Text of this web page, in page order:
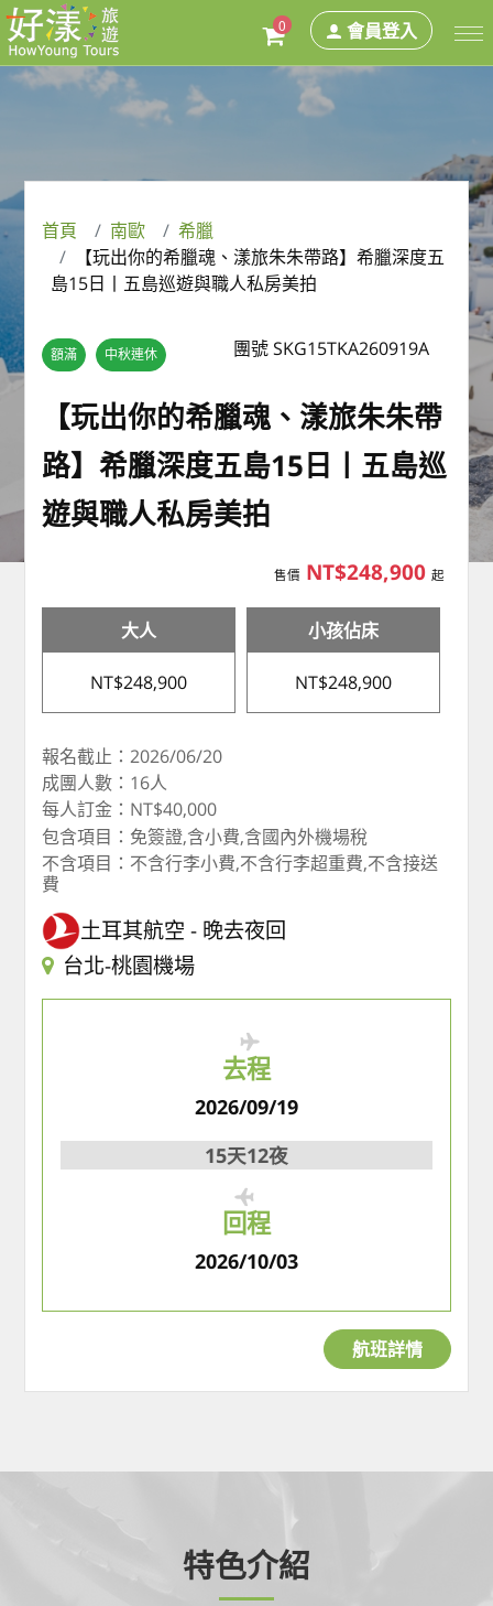
0 會員登入
首頁 南歐
希臘
【玩出你的希臘魂、漾旅朱朱帶路】希臘深度五
島15日丨五島巡遊與職人私房美拍
額滿 中秋連休 團號 SKG15TKA260919A
【玩出你的希臘魂、漾旅朱朱帶
路】希臘深度五島15日丨五島巡
遊與職人私房美拍
售價 NT$248,900 起
大人
NT$248,900
小孩佔床
NT$248,900
報名截止：2026/06/20
成團人數：16人
每人訂金：NT$40,000
包含項目：免簽證,含小費,含國內外機場稅
不含項目：不含行李小費,不含行李超重費,不含接送
費
土耳其航空
晚去夜回
台北-桃園機場
去程
2026/09/19
15天12夜
回程
2026/10/03
航班詳情
特色介紹